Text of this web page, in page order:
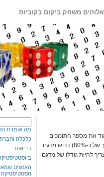
אלוהים משחק ביקום בקוביות
מה אומרת
כלכלה וחברה
בריאות
האנשים
הסטטיסטיקה
זילנד. כדי לאמוד את מספר התומכים
בראש הממשלה בישראל (עם טעות דגימה של כ-3%, וברמת סמך של כ-80%) דרוש מדגם
איש (( המספר המדוייק הוא 457 )). מה צריך להיות גודלו של מדגם